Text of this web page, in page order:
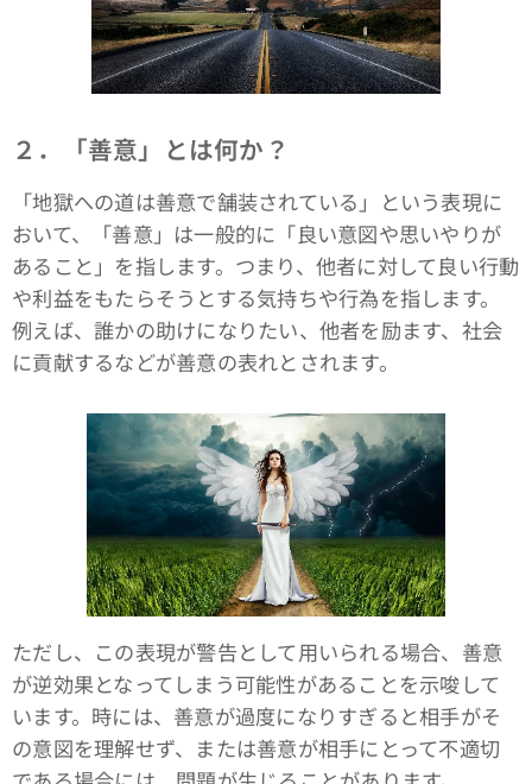
２．「善意」とは何か？
「地獄への道は善意で舗装されている」という表現に
おいて、「善意」は一般的に「良い意図や思いやりが
あること」を指します。つまり、他者に対して良い行動
や利益をもたらそうとする気持ちや行為を指します。
例えば、誰かの助けになりたい、他者を励ます、社会
に貢献するなどが善意の表れとされます。
ただし、この表現が警告として用いられる場合、善意
が逆効果となってしまう可能性があることを示唆して
います。時には、善意が過度になりすぎると相手がそ
の意図を理解せず、または善意が相手にとって不適切